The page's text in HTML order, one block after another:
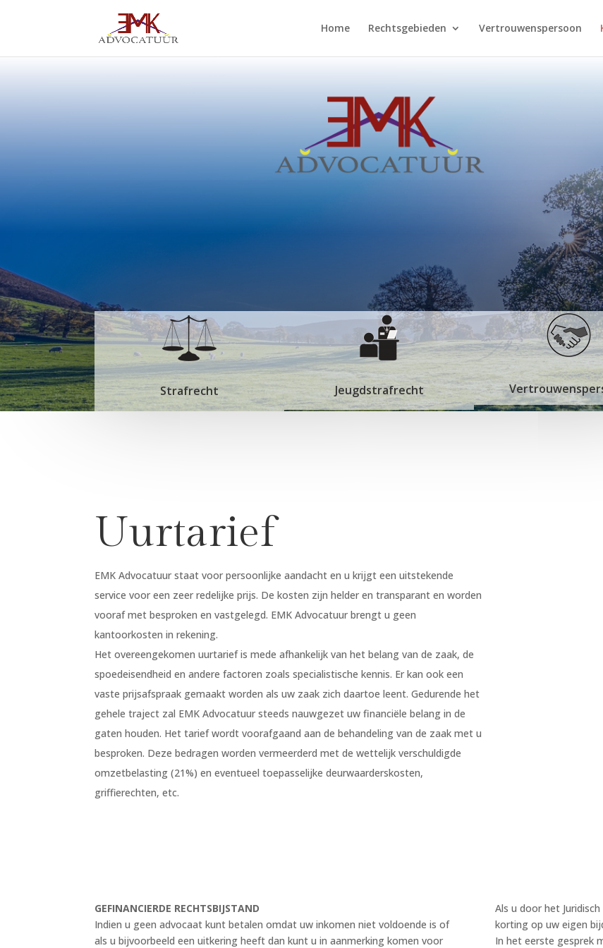
Home Rechtsgebieden Vertrouwenspersoon
Strafrecht Jeugdstrafrecht
Uurtarief
EMK Advocatuur staat voor persoonlijke aandacht en u krijgt een uitstekende
service voor een zeer redelijke prijs. De kosten zijn helder en transparant en worden
vooraf met besproken en vastgelegd. EMK Advocatuur brengt u geen
kantoorkosten in rekening.
Het overeengekomen uurtarief is mede afhankelijk van het belang van de zaak, de
spoedeisendheid en andere factoren zoals specialistische kennis. Er kan ook een
vaste prijsafspraak gemaakt worden als uw zaak zich daartoe leent. Gedurende het
gehele traject zal EMK Advocatuur steeds nauwgezet uw financiële belang in de
gaten houden. Het tarief wordt voorafgaand aan de behandeling van de zaak met u
besproken. Deze bedragen worden vermeerderd met de wettelijk verschuldigde
omzetbelasting (21%) en eventueel toepasselijke deurwaarderskosten,
griffierechten, etc.
GEFINANCIERDE RECHTSBIJSTAND
Indien u geen advocaat kunt betalen omdat uw inkomen niet voldoende is of
als u bijvoorbeeld een uitkering heeft dan kunt u in aanmerking komen voor
Als u door het
korting op uw eigen
In het eerste gesprek